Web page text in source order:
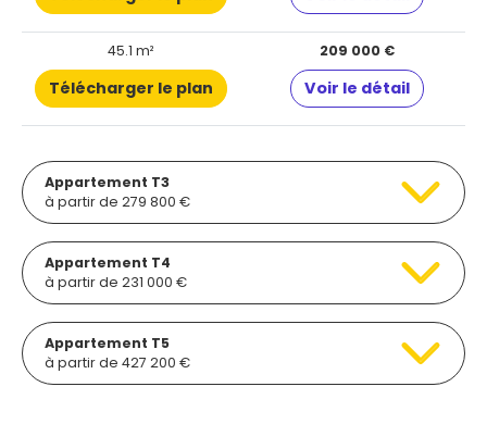
45.1 m² 209 000 €
Télécharger le plan Voir le détail
Appartement T3
à partir de 279 800 €
Appartement T4
à partir de 231 000 €
Appartement T5
à partir de 427 200 €